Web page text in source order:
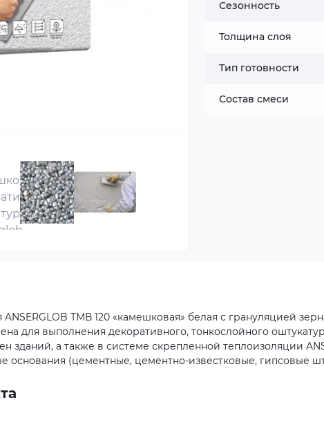
Сезонность
Толщина слоя
Тип готовности
Состав смеси
ТМВ 120 «камешковая» белая с грануляцией
для выполнения декоративного, тонкослойного
зданий, а также в системе скрепленной теплоизоляции
основания (цементные, цементно-известковые, гипсовые